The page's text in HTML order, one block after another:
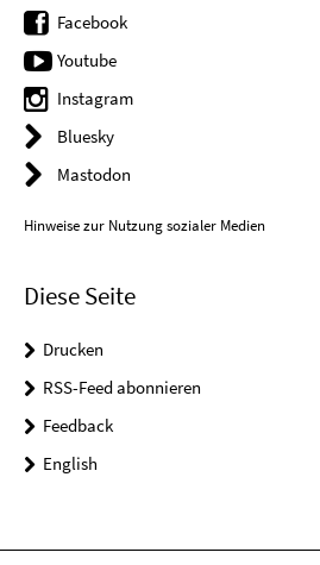
Facebook
Youtube
Instagram
Bluesky
Mastodon
Hinweise zur Nutzung sozialer Medien
Diese Seite
Drucken
RSS-Feed abonnieren
Feedback
English